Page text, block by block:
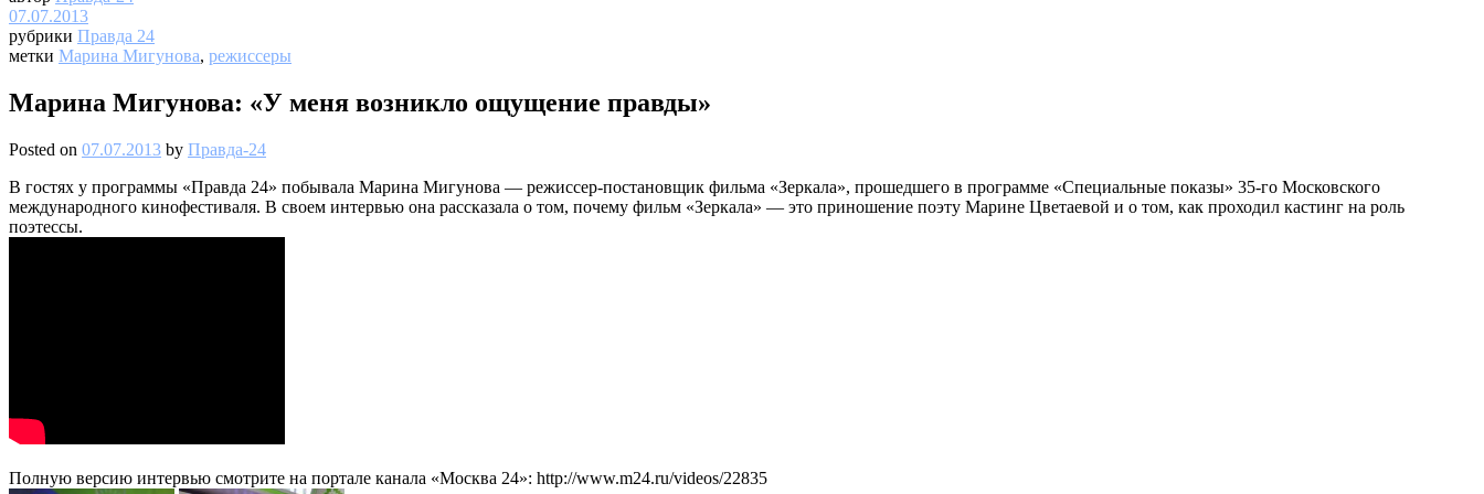
07.07.2013
рубрики Правда 24
метки Марина Мигунова, режиссеры
Марина Мигунова: «У меня возникло ощущение правды»
Posted on 07.07.2013 by Правда-24
В гостях у программы «Правда 24» побывала Марина Мигунова — режиссер-постановщик фильма «Зеркала», прошедшего в программе «Специальные показы» 35-го Московского
международного кинофестиваля. В своем интервью она рассказала о том, почему фильм «Зеркала» — это приношение поэту Марине Цветаевой и о том, как проходил кастинг на роль
поэтессы.
Полную версию интервью смотрите на портале канала «Москва 24»: http://www.m24.ru/videos/22835